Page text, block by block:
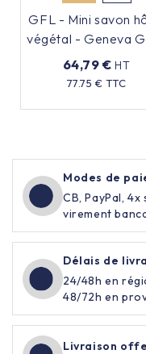
GFL - Mini savon
végétal - Geneva
- 20g - x250
64,79 € HT
77.75 € TTC
Prix
Modes de
CB, PayPal,
virement
Délais de
24/48h en
48/72h en
Livraison